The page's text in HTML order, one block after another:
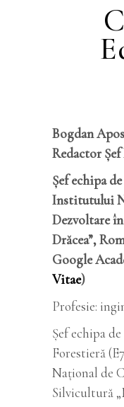
Bogdan
Redactor
Șef echipa
Institutului
Dezvoltare
Drăcea”,
Google
Vitae)
Profesie:
Șef echipa
Forestieră
Național de
Silvicultură